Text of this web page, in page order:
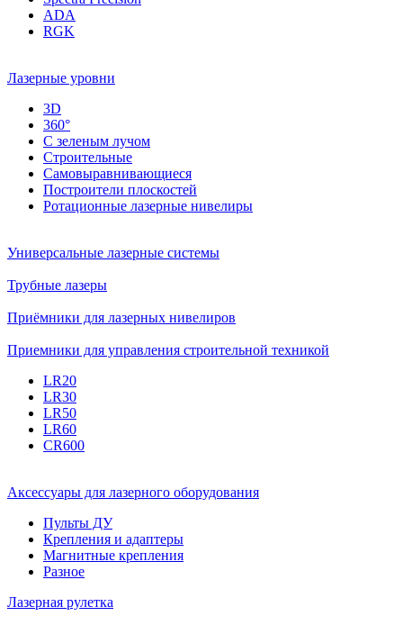
ADA
RGK
Лазерные уровни
3D
360°
С зеленым лучом
Строительные
Самовыравнивающиеся
Построители плоскостей
Ротационные лазерные нивелиры
Универсальные лазерные системы
Трубные лазеры
Приёмники для лазерных нивелиров
Приемники для управления строительной техникой
LR20
LR30
LR50
LR60
CR600
Аксессуары для лазерного оборудования
Пульты ДУ
Крепления и адаптеры
Магнитные крепления
Разное
Лазерная рулетка